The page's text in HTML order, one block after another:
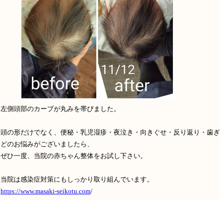
左側頭部のカーブが丸みを帯びました。
頭の形だけでなく、便秘・乳児湿疹・夜泣き・向きぐせ・反り返り・歯
どのお悩みがございましたら、
ぜひ一度、当院の赤ちゃん整体をお試し下さい。
当院は感染症対策にもしっかり取り組んでいます。
https://www.masaki-seikotu.com/